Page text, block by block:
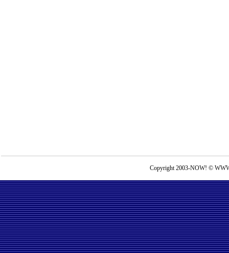
Copyright 2003-NOW! ©